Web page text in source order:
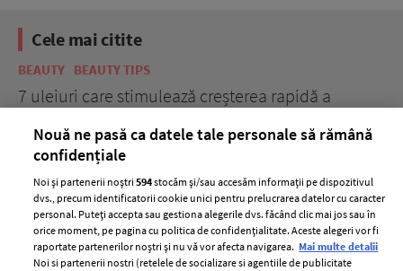
Cele mai citite
BEAUTY BEAUTY TIPS
7 uleiuri care stimulează creșterea rapidă a
Nouă ne pasă ca datele tale personale să rămână
confidențiale
Noi și partenerii noștri594stocăm și/sau accesăm informații pe dispozitivul
dvs., precum identificatorii cookie unici pentru prelucrarea datelor cu caracter
personal. Puteți accepta sau gestiona alegerile dvs. făcând clic mai jos sau în
orice moment, pe pagina cu politica de confidențialitate. Aceste alegeri vor fi
raportate partenerilor noștri și nu vă vor afecta navigarea. Mai multe detalii
Noi si partenerii nostri (retelele de socializare si agentiile de publicitate